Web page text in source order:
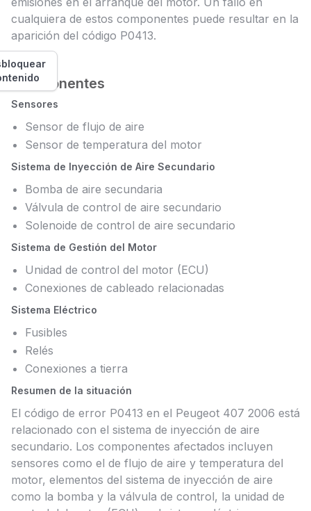
cualquiera de estos componentes puede resultar en la
aparición del código P0413.
Componentes
Sensores
Sensor de flujo de aire
Sensor de temperatura del motor
Sistema de Inyección de Aire Secundario
Bomba de aire secundaria
Válvula de control de aire secundario
Solenoide de control de aire secundario
Sistema de Gestión del Motor
Unidad de control del motor (ECU)
Conexiones de cableado relacionadas
Sistema Eléctrico
Fusibles
Relés
Conexiones a tierra
Resumen de la situación
El código de error P0413 en el Peugeot 407 2006 está
relacionado con el sistema de inyección de aire
secundario. Los componentes afectados incluyen
sensores como el de flujo de aire y temperatura del
motor, elementos del sistema de inyección de aire
como la bomba y la válvula de control, la unidad de